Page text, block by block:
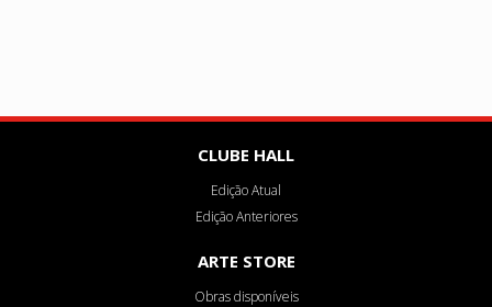
CLUBE HALL
Edição Atual
Edição Anteriores
ARTE STORE
Obras disponíveis